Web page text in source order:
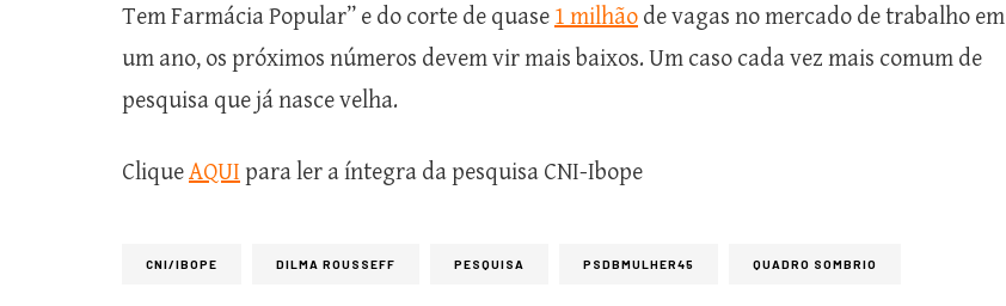
Tem Farmácia Popular” e do corte de quase 1 milhão de vagas no mercado de trabalho em
um ano, os próximos números devem vir mais baixos. Um caso cada vez mais comum de
pesquisa que já nasce velha.
CliqueAQUI para ler a íntegra da pesquisa CNI-Ibope
CNI/IBOPE DILMA ROUSSEFF PESQUISA PSDBMULHER45 QUADRO SOMBRIO